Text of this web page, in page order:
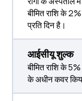
बीमित राशि के
प्रति दिन है।
आईसीयू शुल्क
बीमित राशि के
के अधीन कवर